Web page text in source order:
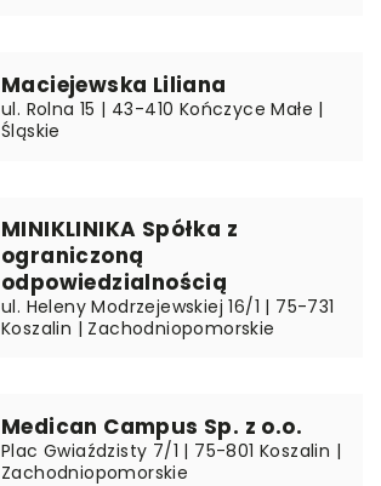
Maciejewska Liliana
ul. Rolna 15 | 43-410 Kończyce Małe |
Śląskie
MINIKLINIKA Spółka z
ograniczoną
odpowiedzialnością
ul. Heleny Modrzejewskiej 16/1 | 75-731
Koszalin | Zachodniopomorskie
Medican Campus Sp. z o.o.
Plac Gwiaździsty 7/1 | 75-801 Koszalin |
Zachodniopomorskie